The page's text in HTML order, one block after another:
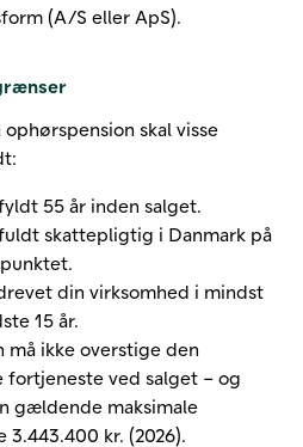
(A/S eller ApS).
skal visse
55 år inden salget.
skattepligtig i Danmark på
din virksomhed i mindst
15 år.
må ikke overstige den
ved salget – og
gældende maksimale
3.443.400 kr. (2026).